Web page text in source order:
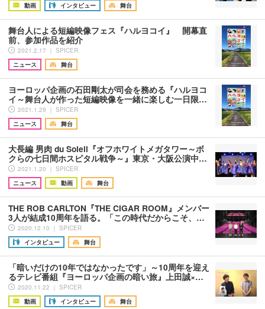
動画
インタビュー 舞台
舞台人による短編映像フェス『ハルヨコイ』 開幕直
前、参加作品を紹介
2021.2.17 ｜ SPICER
ニュース
舞台
ヨーロッパ企画の石田剛太が司会を務める『ハルヨコ
イ～舞台人が作った短編映像を一緒に楽しむ一日限…
2021.1.29 ｜ SPICER
ニュース
舞台
大長編 男肉 du Soleil『オフホワイトメガタワー～ボ
クらの七日間ホスピタル戦争～』東京・大阪公演中…
2021.1.20 ｜ SPICER
ニュース
動画 舞台
THE ROB CARLTON『THE CIGAR ROOM』メンバー
3人が結成10周年を語る。「この時代だからこそ、…
2020.12.10 ｜ SPICER
インタビュー
舞台
「暗いだけの10年ではなかったです」～10周年を迎え
るテレビ番組『ヨーロッパ企画の暗い旅』上田誠×…
2020.11.22 ｜ SPICER
動画
インタビュー 舞台